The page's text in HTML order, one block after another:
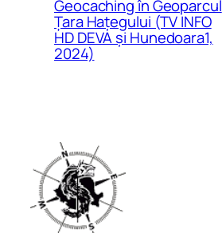
Geocaching în Geoparcul
Țara Hațegului (TV INFO
HD DEVA și Hunedoara1,
2024)